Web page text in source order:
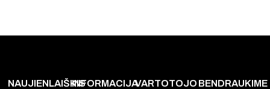
NAUJIENLAIŠKISINFORMACIJAVARTOTOJO BENDRAUKIME